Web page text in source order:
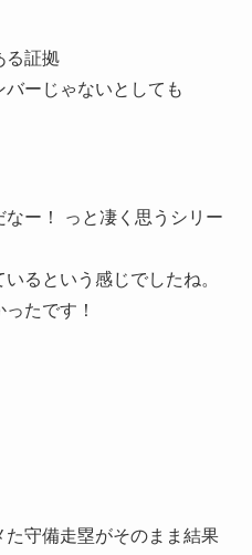
る証拠
バーじゃないとしても
なー！ っと凄く思うシリー
るという感じでしたね。
たです！
た守備走塁がそのまま結果